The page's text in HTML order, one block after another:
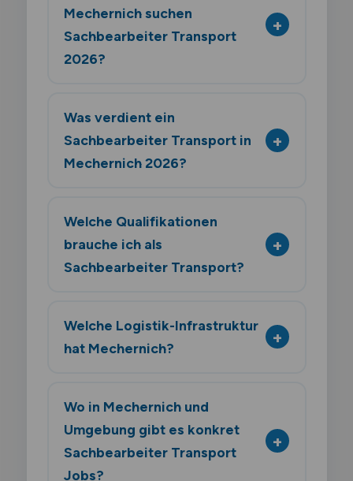
Mechernich suchen
Sachbearbeiter Transport
2026?
Was verdient ein
Sachbearbeiter Transport in
Mechernich 2026?
Welche Qualifikationen
brauche ich als
Sachbearbeiter Transport?
Welche Logistik-Infrastruktur
hat Mechernich?
Wo in Mechernich und
Umgebung gibt es konkret
Sachbearbeiter Transport
Jobs?